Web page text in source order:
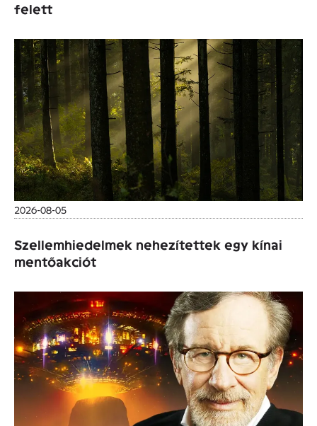
felett
2026-08-05
Szellemhiedelmek nehezítettek egy kínai
mentőakciót